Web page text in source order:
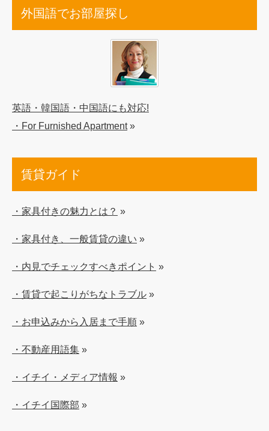
外国語でお部屋探し
英語・韓国語・中国語にも対応!
・For Furnished Apartment»
賃貸ガイド
・家具付きの魅力とは？ »
・家具付き、一般賃貸の違い »
・内見でチェックすべきポイント »
・賃貸で起こりがちなトラブル »
・お申込みから入居まで手順 »
・不動産用語集 »
・イチイ・メディア情報 »
・イチイ国際部 »